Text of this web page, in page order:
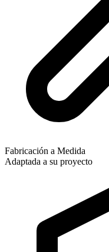
Fabricación a Medida
Adaptada a su proyecto